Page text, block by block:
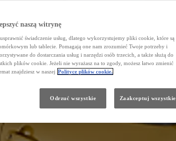
naszą witrynę
świadczenie usług, dlatego wykorzystujemy pliki cookie, które są
lub tablecie. Pomagają one nam zrozumieć Twoje potrzeby i
do dostarczania usług i narzędzi osób trzecich, a także służą do
plików cookie. Jeżeli nie wyrażasz na to zgody, możesz łatwo zmienić
znajdziesz w naszej Polityce plików cookie.
Odrzuć wszystkie Zaakceptuj wszystkie